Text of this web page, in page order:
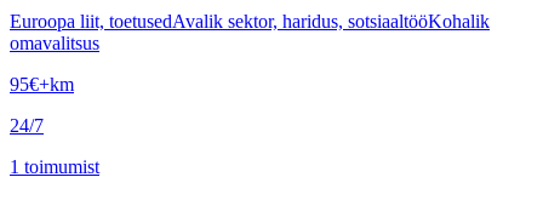
Euroopa liit, toetusedAvalik sektor, haridus, sotsiaaltööKohalik
omavalitsus
95€+km
24/7
1 toimumist